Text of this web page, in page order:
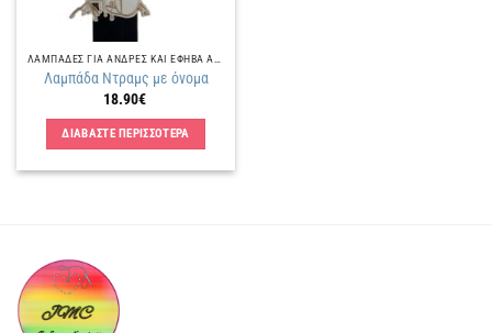
Λαμπάδα Ντραμς με όνομα
18.90€
ΔΙΑΒΑΣΤΕ ΠΕΡΙΣΣΟΤΕΡΑ